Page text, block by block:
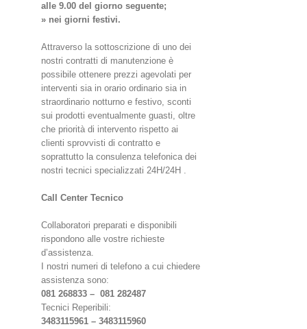
alle 9.00 del giorno seguente;
» nei giorni festivi.
Attraverso la sottoscrizione di uno dei
nostri contratti di manutenzione è
possibile ottenere prezzi agevolati per
interventi sia in orario ordinario sia in
straordinario notturno e festivo, sconti
sui prodotti eventualmente guasti, oltre
che priorità di intervento rispetto ai
clienti sprovvisti di contratto e
soprattutto la consulenza telefonica dei
nostri tecnici specializzati 24H/24H .
Call Center Tecnico
Collaboratori preparati e disponibili
rispondono alle vostre richieste
d’assistenza.
I nostri numeri di telefono a cui chiedere
assistenza sono:
081 268833 – 081 282487
Tecnici Reperibili:
3483115961 – 3483115960